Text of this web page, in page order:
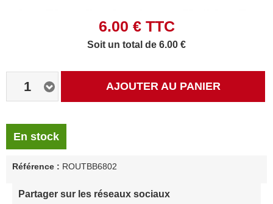
6.00 € TTC
Soit un total de 6.00 €
1 AJOUTER AU PANIER
En stock
Référence : ROUTBB6802
Partager sur les réseaux sociaux